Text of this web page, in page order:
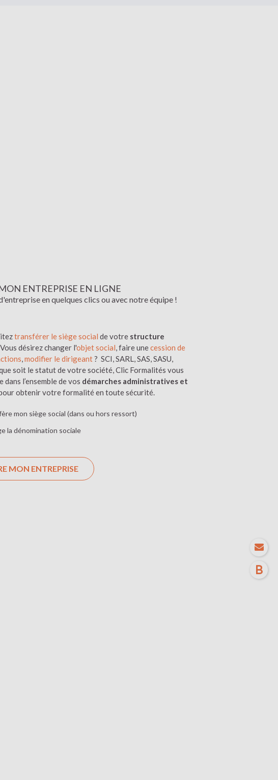
ENTREPRISE EN LIGNE
en quelques clics ou avec notre équipe !
transférer le siège social de votre structure
désirez changer l'objet social, faire unecession de
,modifier le dirigeant? SCI, SARL, SAS, SASU,
soit le statut de votre société, Clic Formalités vous
dans l’ensemble de vos démarches administratives et
obtenir votre formalité en toute sécurité.
mon siège social (dans ou hors ressort)
la dénomination sociale
MON ENTREPRISE